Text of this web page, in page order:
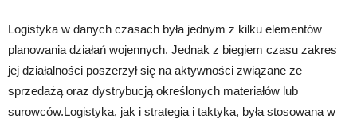
Logistyka w danych czasach była jednym z kilku elementów
planowania działań wojennych. Jednak z biegiem czasu zakres
jej działalności poszerzył się na aktywności związane ze
sprzedażą oraz dystrybucją określonych materiałów lub
surowców.Logistyka, jak i strategia i taktyka, była stosowana w